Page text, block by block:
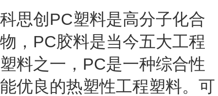
科思创PC塑料是高分子化合
物，PC胶料是当今五大工程
塑料之一，PC是一种综合性
能优良的热塑性工程塑料。可